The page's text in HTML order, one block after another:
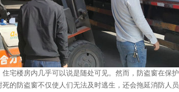
楼房内几乎可以说是随处可见。然而，防盗窗在保
的防盗窗不仅使人们无法及时逃生，还会拖延消防人